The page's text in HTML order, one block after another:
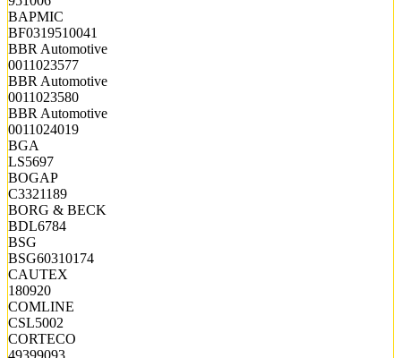
BAPMIC
BF0319510041
BBR Automotive
0011023577
BBR Automotive
0011023580
BBR Automotive
0011024019
BGA
LS5697
BOGAP
C3321189
BORG & BECK
BDL6784
BSG
BSG60310174
CAUTEX
180920
COMLINE
CSL5002
CORTECO
49399093